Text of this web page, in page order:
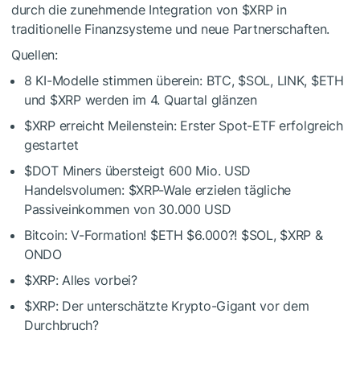
durch die zunehmende Integration von $XRPin
traditionelle Finanzsysteme und neue Partnerschaften.
Quellen:
8 KI-Modelle stimmen überein: BTC, $SOL, LINK, $ETH
und $XRPwerden im 4. Quartal glänzen
$XRPerreicht Meilenstein: Erster Spot-ETF erfolgreich
gestartet
$DOTMiners übersteigt 600 Mio. USD
Handelsvolumen: $XRP-Wale erzielen tägliche
Passiveinkommen von 30.000 USD
Bitcoin: V-Formation! $ETH $6.000?! $SOL, $XRP &
ONDO
$XRP: Alles vorbei?
$XRP: Der unterschätzte Krypto-Gigant vor dem
Durchbruch?